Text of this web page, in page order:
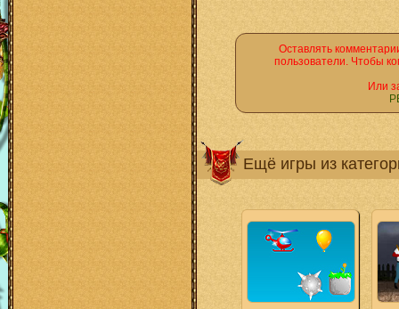
Оставлять
пользователи. Чтобы
Или
Ещё игры из